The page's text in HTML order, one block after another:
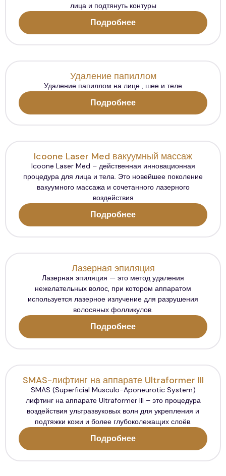
лица и подтянуть контуры
Подробнее
Удаление папиллом
Удаление папиллом на лице , шее и теле
Подробнее
Icoone Laser Med вакуумный массаж
Icoone Laser Med – действенная инновационная
процедура для лица и тела. Это новейшее поколение
вакуумного массажа и сочетанного лазерного
воздействия
Подробнее
Лазерная эпиляция
Лазерная эпиляция — это метод удаления
нежелательных волос, при котором аппаратом
используется лазерное излучение для разрушения
волосяных фолликулов.
Подробнее
SMAS-лифтинг на аппарате Ultraformer III
SMAS (Superficial Musculo-Aponeurotic System)
лифтинг на аппарате Ultraformer III – это процедура
воздействия ультразвуковых волн для укрепления и
подтяжки кожи и более глубоколежащих слоёв.
Подробнее